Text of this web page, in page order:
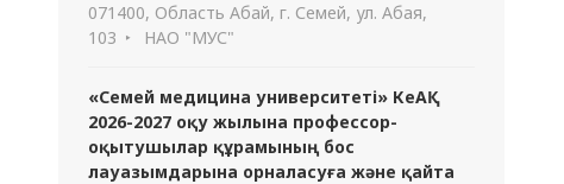
071400, Область Абай, г. Семей, ул. Абая,
103
НАО "МУС"
«Семей медицина университеті» КеАҚ
2026-2027 оқу жылына профессор-
оқытушылар құрамының бос
лауазымдарына орналасуға және қайта